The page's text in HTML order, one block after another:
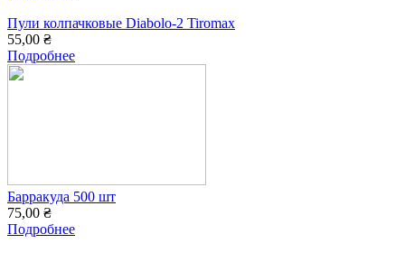
Пули колпачковые Diabolo-2 Tiromax
55,00 ₴
Подробнее
Барракуда 500 шт
75,00 ₴
Подробнее